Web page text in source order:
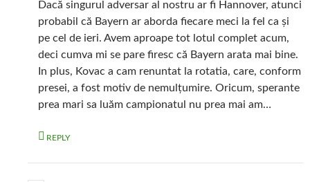
Dacă singurul adversar al nostru ar fi Hannover, atunci
probabil că Bayern ar aborda fiecare meci la fel ca și
pe cel de ieri. Avem aproape tot lotul complet acum,
deci cumva mi se pare firesc că Bayern arata mai bine.
In plus, Kovac a cam renuntat la rotatia, care, conform
presei, a fost motiv de nemulțumire. Oricum, sperante
prea mari sa luăm campionatul nu prea mai am…
REPLY